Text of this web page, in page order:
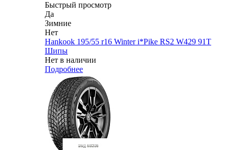
Быстрый просмотр
Да
Зимние
Нет
Hankook 195/55 r16 Winter i*Pike RS2 W429 91T
Шипы
Нет в наличии
Подробнее